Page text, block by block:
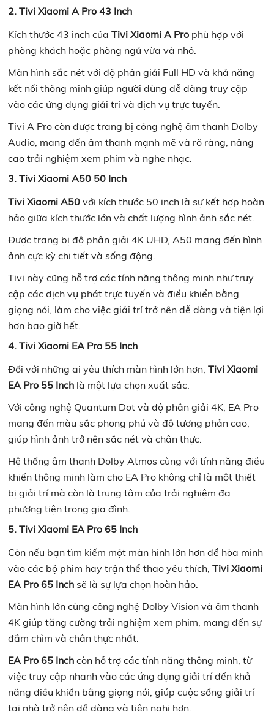
2. Tivi Xiaomi A Pro 43 Inch
Kích thước 43 inch củaTivi Xiaomi A Pro phù hợp với
phòng khách hoặc phòng ngủ vừa và nhỏ.
Màn hình sắc nét với độ phân giải Full HD và khả năng
kết nối thông minh giúp người dùng dễ dàng truy cập
vào các ứng dụng giải trí và dịch vụ trực tuyến.
Tivi A Pro còn được trang bị công nghệ âm thanh Dolby
Audio, mang đến âm thanh mạnh mẽ và rõ ràng, nâng
cao trải nghiệm xem phim và nghe nhạc.
3. Tivi Xiaomi A50 50 Inch
Tivi Xiaomi A50 với kích thước 50 inch là sự kết hợp hoàn
hảo giữa kích thước lớn và chất lượng hình ảnh sắc nét.
Được trang bị độ phân giải 4K UHD, A50 mang đến hình
ảnh cực kỳ chi tiết và sống động.
Tivi này cũng hỗ trợ các tính năng thông minh như truy
cập các dịch vụ phát trực tuyến và điều khiển bằng
giọng nói, làm cho việc giải trí trở nên dễ dàng và tiện lợi
hơn bao giờ hết.
4. Tivi Xiaomi EA Pro 55 Inch
Đối với những ai yêu thích màn hình lớn hơn,Tivi Xiaomi
EA Pro 55 Inch là một lựa chọn xuất sắc.
Với công nghệ Quantum Dot và độ phân giải 4K, EA Pro
mang đến màu sắc phong phú và độ tương phản cao,
giúp hình ảnh trở nên sắc nét và chân thực.
Hệ thống âm thanh Dolby Atmos cùng với tính năng điều
khiển thông minh làm cho EA Pro không chỉ là một thiết
bị giải trí mà còn là trung tâm của trải nghiệm đa
phương tiện trong gia đình.
5. Tivi Xiaomi EA Pro 65 Inch
Còn nếu bạn tìm kiếm một màn hình lớn hơn để hòa mình
vào các bộ phim hay trận thể thao yêu thích,Tivi Xiaomi
EA Pro 65 Inch sẽ là sự lựa chọn hoàn hảo.
Màn hình lớn cùng công nghệ Dolby Vision và âm thanh
4K giúp tăng cường trải nghiệm xem phim, mang đến sự
đắm chìm và chân thực nhất.
EA Pro 65 Inch còn hỗ trợ các tính năng thông minh, từ
việc truy cập nhanh vào các ứng dụng giải trí đến khả
năng điều khiển bằng giọng nói, giúp cuộc sống giải trí
tại nhà trở nên dễ dàng và tiện nghi hơn.